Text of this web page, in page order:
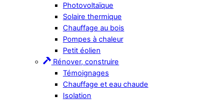
Photovoltaïque
Solaire thermique
Chauffage au bois
Pompes à chaleur
Petit éolien
Rénover, construire
Témoignages
Chauffage et eau chaude
Isolation